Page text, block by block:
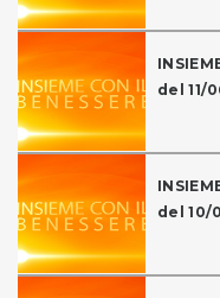
del 11/
del 10/